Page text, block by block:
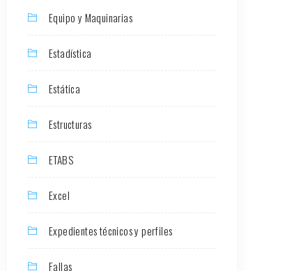
Equipo y Maquinarias
Estadística
Estática
Estructuras
ETABS
Excel
Expedientes técnicos y perfiles
Fallas